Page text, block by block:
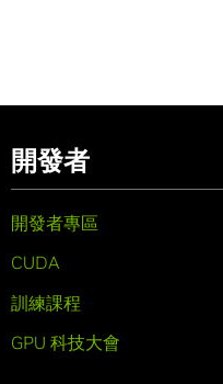
開發者
開發者專區
CUDA
訓練課程
GPU 科技大會